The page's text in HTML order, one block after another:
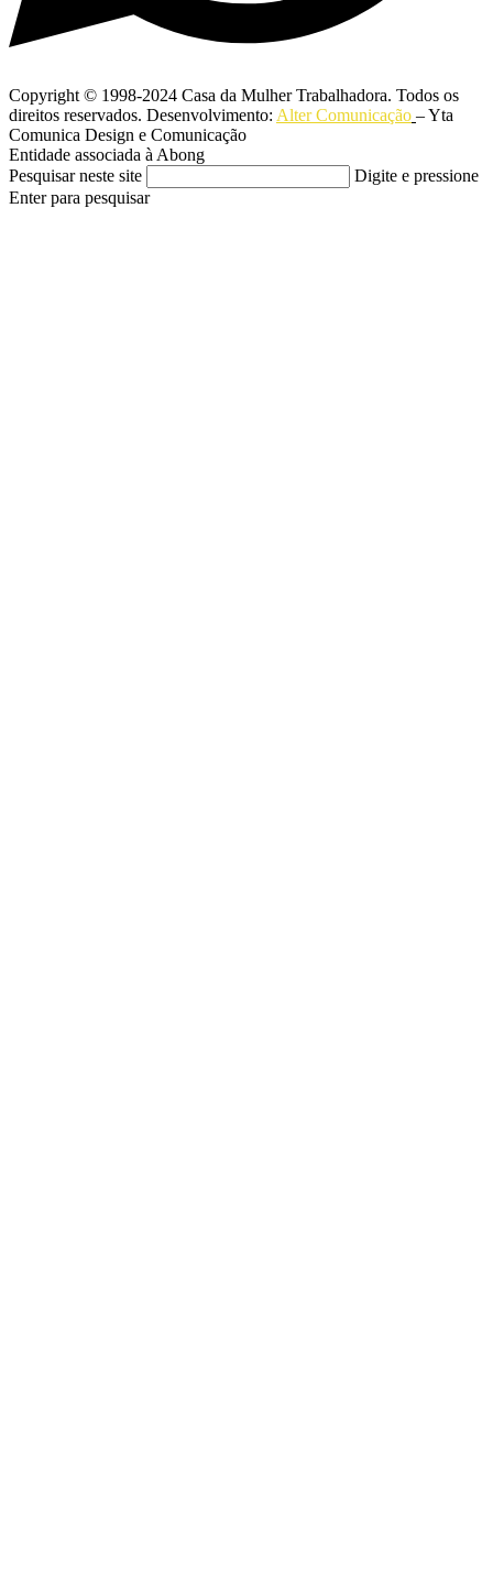
Copyright © 1998-2024 Casa da Mulher Trabalhadora. Todos os
direitos reservados. Desenvolvimento: Alter Comunicação – Yta
Comunica Design e Comunicação
Entidade associada à Abong
Pesquisar neste site
Digite e pressione
Enter para pesquisar